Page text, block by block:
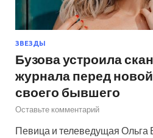
ЗВЕЗДЫ
Бузова устроила
журнала перед
своего бывшего
Оставьте комментарий
Певица и телеведущая Ольга